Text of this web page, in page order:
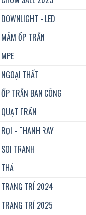
- LED
ỐP TRẦN
THẤT
TRẦN BAN CÔNG
TRẦN
- THANH RAY
TRANH
TRANG TRÍ 2024
TRANG TRÍ 2025